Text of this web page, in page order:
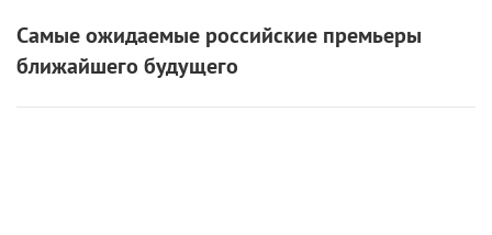
Самые ожидаемые российские премьеры
ближайшего будущего